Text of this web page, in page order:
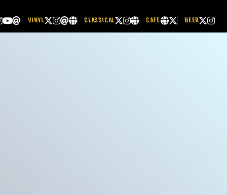
VINYL CLASSICAL CAFE BEER